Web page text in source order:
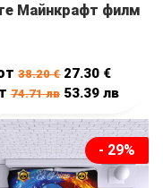
Майнкрафт филм
38.20€ 27.30 €
74.71лв 53.39 лв
- 29%